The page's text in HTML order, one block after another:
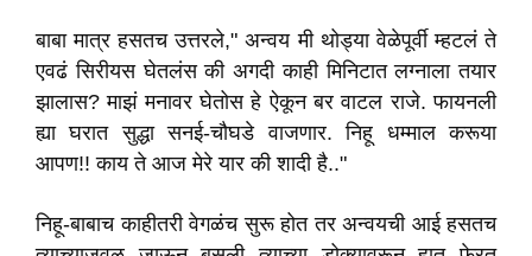
बाबा मात्र हसतच उत्तरले," अन्वय मी थोड्या वेळेपूर्वी म्हटलं ते
एवढं सिरीयस घेतलंस की अगदी काही मिनिटात लग्नाला तयार
झालास? माझं मनावर घेतोस हे ऐकून बर वाटल राजे. फायनली
ह्या घरात सुद्धा सनई-चौघडे वाजणार. निहू धम्माल करूया
आपण!! काय ते आज मेरे यार की शादी है.."
निहू-बाबाच काहीतरी वेगळंच सुरू होत तर अन्वयची आई हसतच